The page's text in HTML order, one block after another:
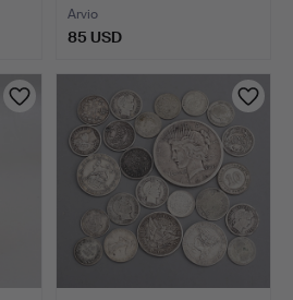
Arvio
85 USD